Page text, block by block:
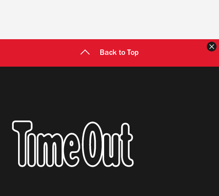
Back to Top